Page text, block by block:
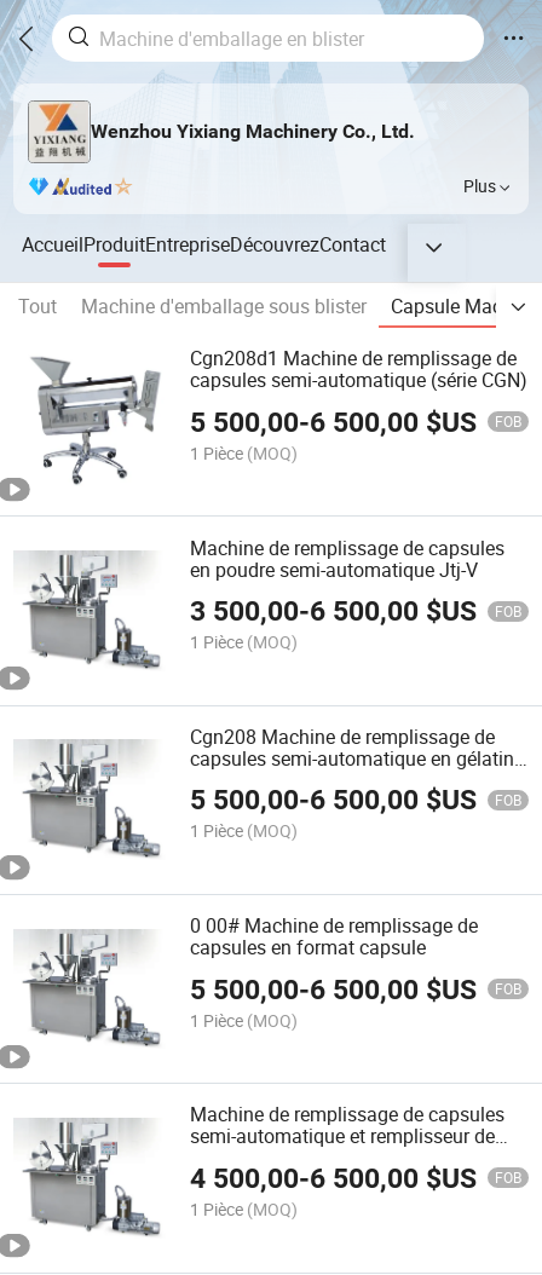
Wenzhou Yixiang Machinery Co., Ltd.
Plus
AccueilProduitEntrepriseDécouvrezContact
Tout Machine d'emballage sous blister
Capsule
Cgn208d1 Machine de remplissage de
capsules semi-automatique (série CGN)
5 500,00-6 500,00 $US FOB
1 Pièce (MOQ)
Machine de remplissage de capsules
en poudre semi-automatique Jtj-V
3 500,00-6 500,00 $US FOB
1 Pièce (MOQ)
Cgn208 Machine de remplissage de
capsules semi-automatique en gélatine
5 500,00-6 500,00 $US FOB
1 Pièce (MOQ)
0 00# Machine de remplissage de
capsules en format capsule
5 500,00-6 500,00 $US FOB
1 Pièce (MOQ)
Machine de remplissage de capsules
semi-automatique et remplisseur de
pharmaceutiques
4 500,00-6 500,00 $US FOB
1 Pièce (MOQ)